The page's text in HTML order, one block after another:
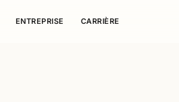
ENTREPRISE CARRIÈRE